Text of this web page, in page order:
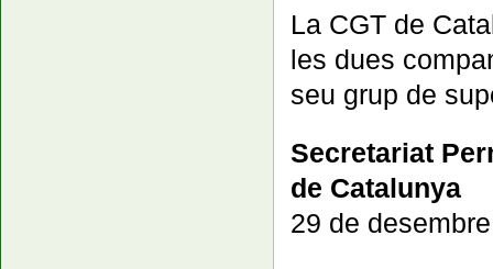
La CGT de
les dues
seu grup de
Secretariat
de Catalunya
29 de